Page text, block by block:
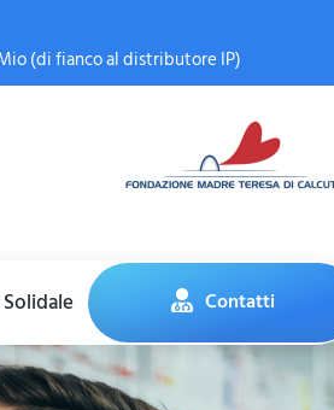
(di fianco al distributore IP)
Contatti